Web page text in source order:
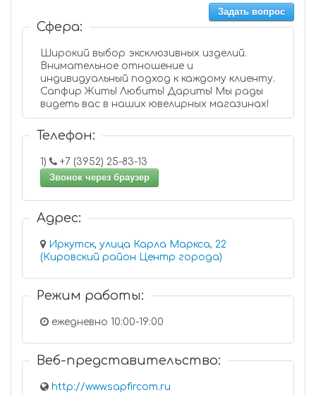
Задать вопрос
Сфера:
Широкий выбор эксклюзивных изделий.
Внимательное отношение и
индивидуальный подход к каждому клиенту.
Сапфир Жить! Любить! Дарить! Мы рады
видеть вас в наших ювелирных магазинах!
Телефон:
1)
+7 (3952) 25-83-13
Звонок через браузер
Адрес:
Иркутск, улица Карла Маркса, 22
(Кировский район Центр города)
Режим работы:
ежедневно 10:00-19:00
Веб-представительство:
http://www.sapfircom.ru